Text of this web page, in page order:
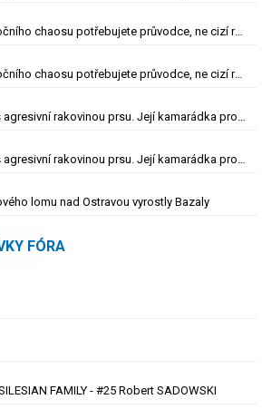
Vlášková: Uprostřed emočního chaosu potřebujete průvodce, ne cizí rozhodnutí
Vlášková: Uprostřed emočního chaosu potřebujete průvodce, ne cizí rozhodnutí
Máma tří dětí se potýká s agresivní rakovinou prsu. Její kamarádka prosí o pomoc
Máma tří dětí se potýká s agresivní rakovinou prsu. Její kamarádka prosí o pomoc
lomu nad Ostravou vyrostly Bazaly
FÓRA
FAMILY - #25 Robert SADOWSKI